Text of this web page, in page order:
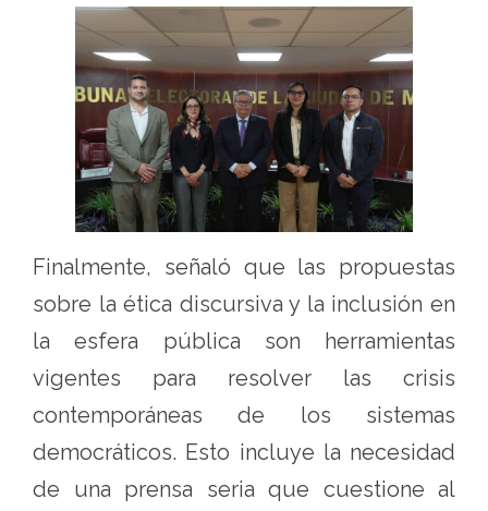
Finalmente, señaló que las propuestas
sobre la ética discursiva y la inclusión en
la esfera pública son herramientas
vigentes para resolver las crisis
contemporáneas de los sistemas
democráticos. Esto incluye la necesidad
de una prensa seria que cuestione al